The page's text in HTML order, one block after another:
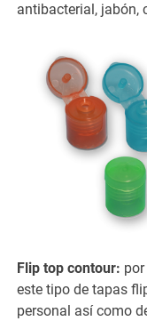
antibacterial, jabón,
Flip top contour:
este tipo de tapas
personal así como